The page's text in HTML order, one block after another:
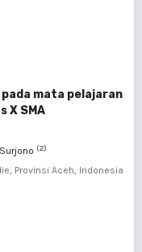
mata pelajaran
X SMA
(2)
Provinsi Aceh, Indonesia